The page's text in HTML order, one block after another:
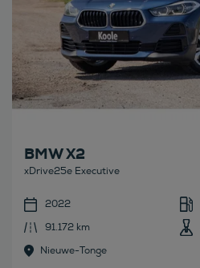
BMW X2
xDrive25e Executive
2022
91.172 km
Nieuwe-Tonge